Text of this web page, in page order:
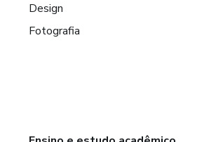
Design
Fotografia